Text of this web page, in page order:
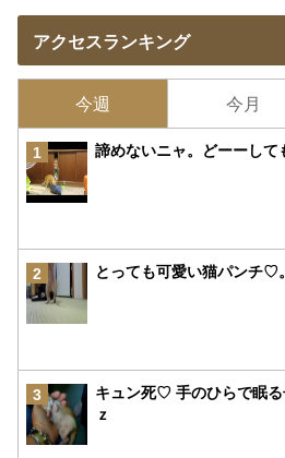
アクセスランキング
今週 今月
1 諦めないニャ。どーーし
2 とっても可愛い猫パンチ♡
3
キュン死♡ 手のひらで眠る
ｚ